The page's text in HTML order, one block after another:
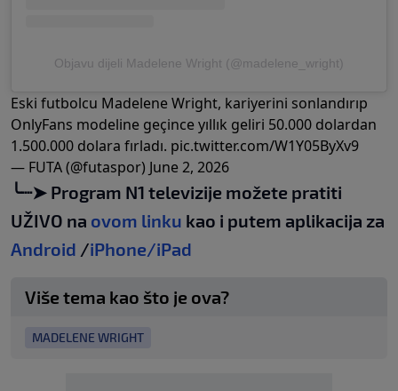
Objavu dijeli Madelene Wright (@madelene_wright)
Eski futbolcu Madelene Wright, kariyerini sonlandırıp
OnlyFans modeline geçince yıllık geliri 50.000 dolardan
1.500.000 dolara fırladı. pic.twitter.com/W1Y05ByXv9
— FUTA (@futaspor) June 2, 2026
╰┈➤ Program N1 televizije možete pratiti
UŽIVO na ovom linku kao i putem aplikacija za
Android /iPhone/iPad
Više tema kao što je ova?
MADELENE WRIGHT